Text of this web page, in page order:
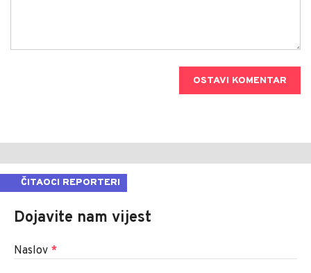
OSTAVI KOMENTAR
ČITAOCI REPORTERI
Dojavite nam vijest
Naslov *